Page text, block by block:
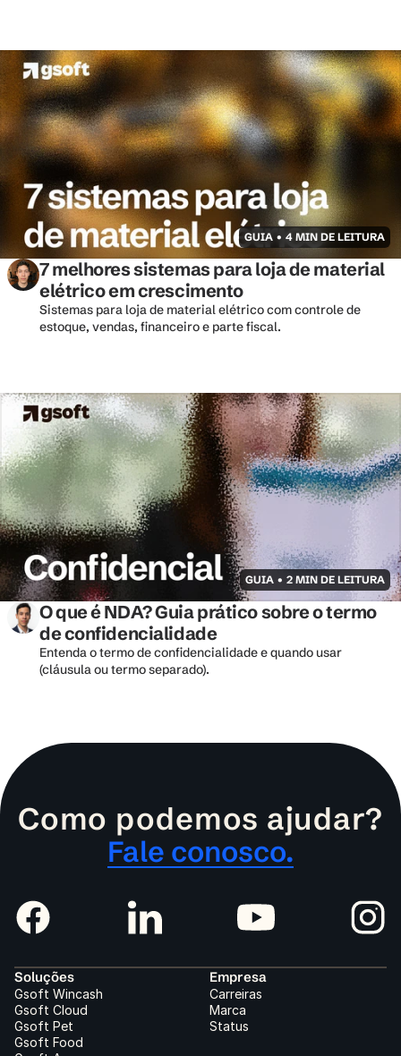
GUIA • 4 MIN DE LEITURA
7 melhores sistemas para loja de material
elétrico em crescimento
Sistemas para loja de material elétrico com controle de
estoque, vendas, financeiro e parte fiscal.
GUIA • 2 MIN DE LEITURA
O que é NDA? Guia prático sobre o termo
de confidencialidade
Entenda o termo de confidencialidade e quando usar
(cláusula ou termo separado).
Soluções
Gsoft Wincash
Gsoft Cloud
Gsoft Pet
Gsoft Food
Empresa
Carreiras
Marca
Status
Como podemos ajudar?
Fale conosco.